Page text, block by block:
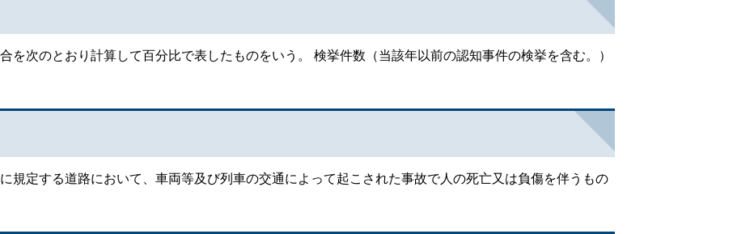
を次のとおり計算して百分比で表したものをいう。 検挙件数（当該年以前の認知事件の検挙を含む。）
規定する道路において、車両等及び列車の交通によって起こされた事故で人の死亡又は負傷を伴うもの